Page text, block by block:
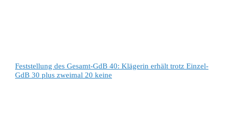
Feststellung des Gesamt-GdB 40: Klägerin erhält trotz Einzel-
GdB 30 plus zweimal 20 keine